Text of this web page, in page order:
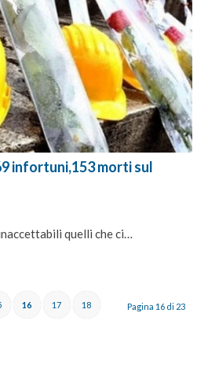
infortuni,153 morti sul
quelli che ci…
Pagina 16 di 23
16 17 18